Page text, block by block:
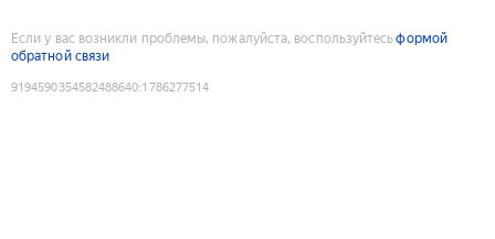
Если у вас возникли проблемы, пожалуйста, воспользуйтесьформой
обратной связи
9194590354582488640:1786277514